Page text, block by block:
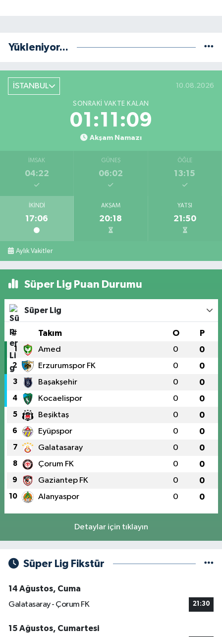
Yükleniyor...
İSTANBUL 10.08.2026
SONRAKI VAKTE KALAN
01:11:09
Akşam Namazı
İMSAK
04:22
GÜNEŞ
06:02
ÖĞLE
13:15
İKINDI
17:06
AKŞAM
20:18
YATSI
21:50
Aylık Vakitler
Süper Lig Puan Durumu
Süper Lig
# Takım O P
1 Amed 0 0
2 Erzurumspor FK 0 0
3 Başakşehir 0 0
4 Kocaelispor 0 0
5 Beşiktaş 0 0
6 Eyüpspor 0 0
7 Galatasaray 0 0
8 Çorum FK 0 0
9 Gaziantep FK 0 0
10 Alanyaspor 0 0
Detaylar için tıklayın
Süper Lig Fikstür
14 Ağustos, Cuma
Galatasaray - Çorum FK
21:30
15 Ağustos, Cumartesi